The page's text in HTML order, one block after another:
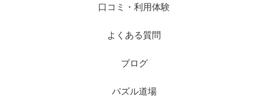
口コミ・利用体験
よくある質問
ブログ
パズル道場